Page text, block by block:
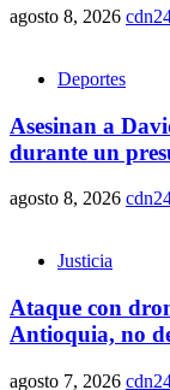
agosto 8, 2026
Deportes
Asesinan a
durante un
agosto 8, 2026
Justicia
Ataque con
Antioquia, no
agosto 7, 2026